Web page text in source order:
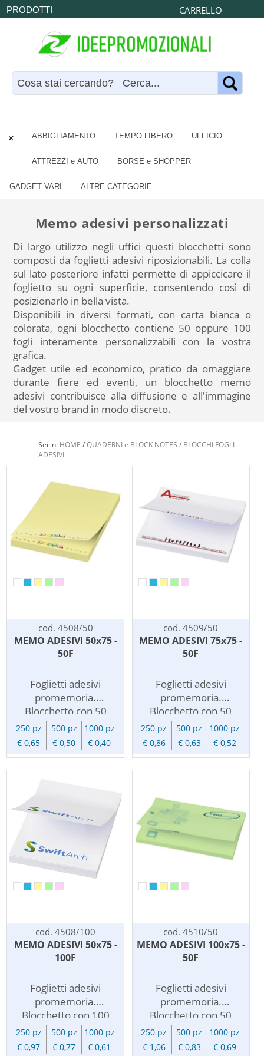
CARRELLO
× ABBIGLIAMENTO TEMPO LIBERO UFFICIO
ATTREZZI e AUTO BORSE e SHOPPER
GADGET VARI ALTRE CATEGORIE
PRODOTTI
Memo adesivi personalizzati
Di largo utilizzo negli uffici questi blocchetti sono
composti da foglietti adesivi riposizionabili. La colla
sul lato posteriore infatti permette di appiccicare il
foglietto su ogni superficie, consentendo così di
posizionarlo in bella vista.
Disponibili in diversi formati, con carta bianca o
colorata, ogni blocchetto contiene 50 oppure 100
fogli interamente personalizzabili con la vostra
grafica.
Gadget utile ed economico, pratico da omaggiare
durante fiere ed eventi, un blocchetto memo
adesivi contribuisce alla diffusione e all'immagine
del vostro brand in modo discreto.
Sei in: HOME / QUADERNI e BLOCK NOTES / BLOCCHI FOGLI
ADESIVI
cod. 4508/50
MEMO ADESIVI 50x75 -
50F
Foglietti adesivi
promemoria.
Blocchetto con 50
foglietti adesivi
riposizionabili. Carta
da 80 g/m2.
da 250 pezzi. Il costo
personalizzazione
include la stampa ad 1
colore su ogni
foglietto. Per stampa a
piu' colori richiedere
preventivo.
250 pz 500 pz
1000 pz
€ 0,65
€ 0,50 € 0,40
cod. 4509/50
MEMO ADESIVI 75x75 -
50F
Foglietti adesivi
promemoria.
Blocchetto con 50
foglietti adesivi
riposizionabili. Carta
da 80 g/m2.
della
personalizzazione
include la stampa ad 1
colore su ogni
foglietto. Per stampa a
preventivo.
250 pz 500 pz
1000 pz
€ 0,86
€ 0,63 € 0,52
cod. 4508/100
MEMO ADESIVI 50x75 -
100F
Foglietti adesivi
promemoria.
Blocchetto con 100
foglietti adesivi
riposizionabili. Carta
250 pz 500 pz
1000 pz
€ 0,97
€ 0,77 € 0,61
cod. 4510/50
MEMO ADESIVI 100x75 -
50F
Foglietti adesivi
promemoria.
Blocchetto con 50
foglietti adesivi
riposizionabili. Carta
250 pz 500 pz
1000 pz
€ 1,06
€ 0,83 € 0,69